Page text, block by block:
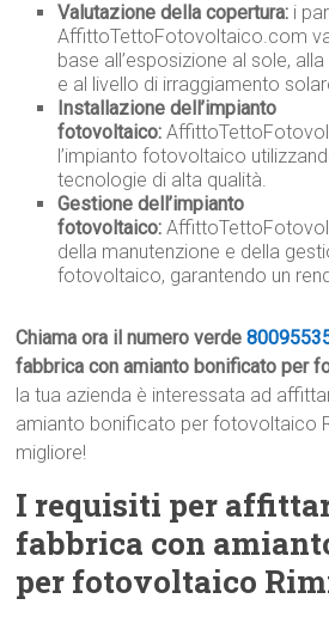
Valutazione della copertura: i
AffittoTettoFotovoltaico.com
base all’esposizione al sole,
e al livello di irraggiamento
Installazione dell’impianto
fotovoltaico:
l’impianto fotovoltaico
tecnologie di alta qualità.
Gestione dell’impianto
fotovoltaico:
della manutenzione e della
fotovoltaico, garantendo un
Chiama ora il numero verde
fabbrica con amianto bonificato per
la tua azienda è interessata ad
amianto bonificato per fotovoltaico
migliore!
I requisiti per
fabbrica con
per fotovoltaico